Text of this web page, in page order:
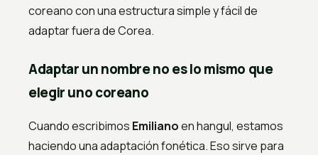
coreano con una estructura simple y fácil de
adaptar fuera de Corea.
Adaptar un nombre no es lo mismo que
elegir uno coreano
Cuando escribimos Emilianoen hangul, estamos
haciendo una adaptación fonética. Eso sirve para